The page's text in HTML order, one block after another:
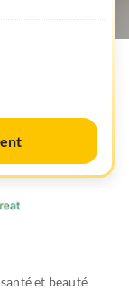
santé et beauté